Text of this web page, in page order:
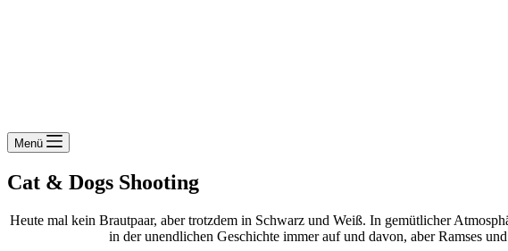
Menü
Cat & Dogs Shooting
Heute mal kein Brautpaar, aber trotzdem in Schwarz und Weiß. In gemütlicher
in der unendlichen Geschichte immer auf und davon, aber Ramses